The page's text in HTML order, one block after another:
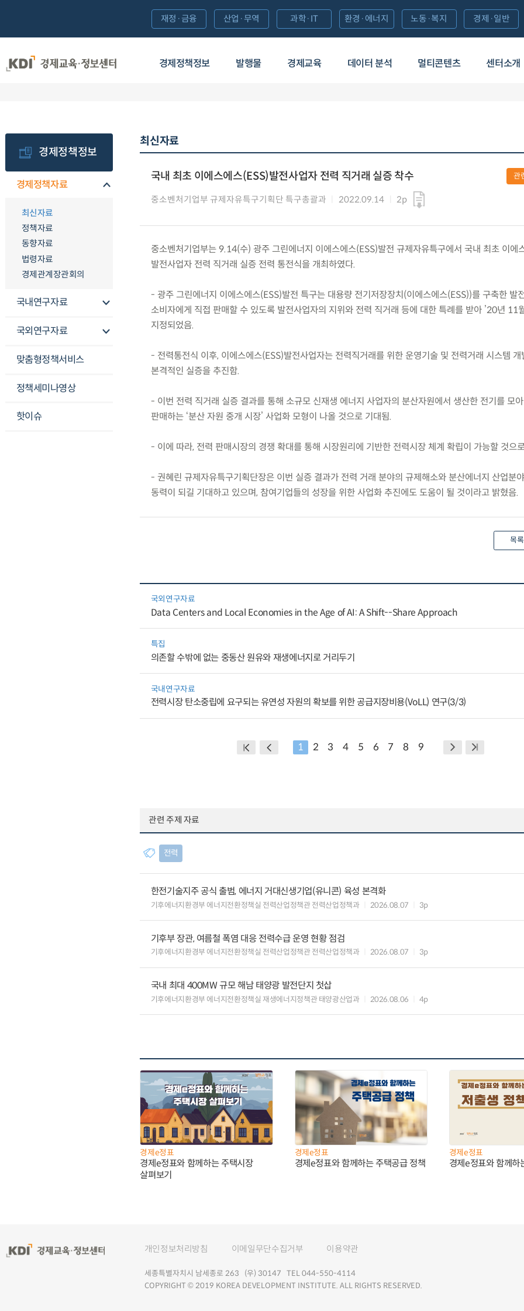
경제정책정보 발행물 경제교육 데이터 분석 멀티콘텐츠 센터소개
재정·금융 산업·무역 과학·IT 환경·에너지 노동·복지 경제·일반
경제정책정보
경제정책자료
최신자료
정책자료
동향자료
법령자료
경제관계장관회의
국내연구자료
국외연구자료
맞춤형정책서비스
정책세미나영상
핫이슈
최신자료
국내 최초 이에스에스(ESS)발전사업자 전력 직거래 실증 착수
중소벤처기업부 규제자유특구기획단 특구총괄과 2022.09.14 2p
관
중소벤처기업부는 9.14(수) 광주 그린에너지 이에스에스(ESS)발전 규제자유특구에서 국내 최초 이에
발전사업자 전력 직거래 실증 전력 통전식을 개최하였다.
- 광주 그린에너지 이에스에스(ESS)발전 특구는 대용량 전기저장장치(이에스에스(ESS))를 구축한 발
소비자에게 직접 판매할 수 있도록 발전사업자의 지위와 전력 직거래 등에 대한 특례를 받아 ’20년 11
지정되었음.
- 전력통전식 이후, 이에스에스(ESS)발전사업자는 전력직거래를 위한 운영기술 및 전력거래 시스템 개
본격적인 실증을 추진함.
- 이번 전력 직거래 실증 결과를 통해 소규모 신재생 에너지 사업자의 분산자원에서 생산한 전기를 모
판매하는 ‘분산 자원 중개 시장’ 사업화 모형이 나올 것으로 기대됨.
- 이에 따라, 전력 판매시장의 경쟁 확대를 통해 시장원리에 기반한 전력시장 체계 확립이 가능할 것으
- 권혜린 규제자유특구기획단장은 이번 실증 결과가 전력 거래 분야의 규제해소와 분산에너지 산업분
동력이 되길 기대하고 있으며, 참여기업들의 성장을 위한 사업화 추진에도 도움이 될 것이라고 밝혔음.
목
국외연구자료
Data Centers and Local Economies in the Age of AI: A Shift--Share Approach
특집
의존할 수밖에 없는 중동산 원유와 재생에너지로 거리두기
국내연구자료
전력시장 탄소중립에 요구되는 유연성 자원의 확보를 위한 공급지장비용(VoLL) 연구(3/3)
1 2 3 4 5 6 7 8 9
관련 주제 자료
전력
한전기술지주 공식 출범, 에너지 거대신생기업(유니콘) 육성 본격화
기후에너지환경부 에너지전환정책실 전력산업정책관 전력산업정책과 2026.08.07 3p
기후부 장관, 여름철 폭염 대응 전력수급 운영 현황 점검
기후에너지환경부 에너지전환정책실 전력산업정책관 전력산업정책과 2026.08.07 3p
국내 최대 400MW 규모 해남 태양광 발전단지 첫삽
기후에너지환경부 에너지전환정책실 재생에너지정책관 태양광산업과 2026.08.06 4p
경제e정표
경제e정표와 함께하는 주택시장
살펴보기
경제e정표
경제e정표와 함께하는 주택공급 정책
경제e정표
경제e정표와 함께하
개인정보처리방침 이메일무단수집거부 이용약관
세종특별자치시 남세종로 263 (우) 30147 TEL 044-550-4114
COPYRIGHT © 2019 KOREA DEVELOPMENT INSTITUTE. ALL RIGHTS RESERVED.